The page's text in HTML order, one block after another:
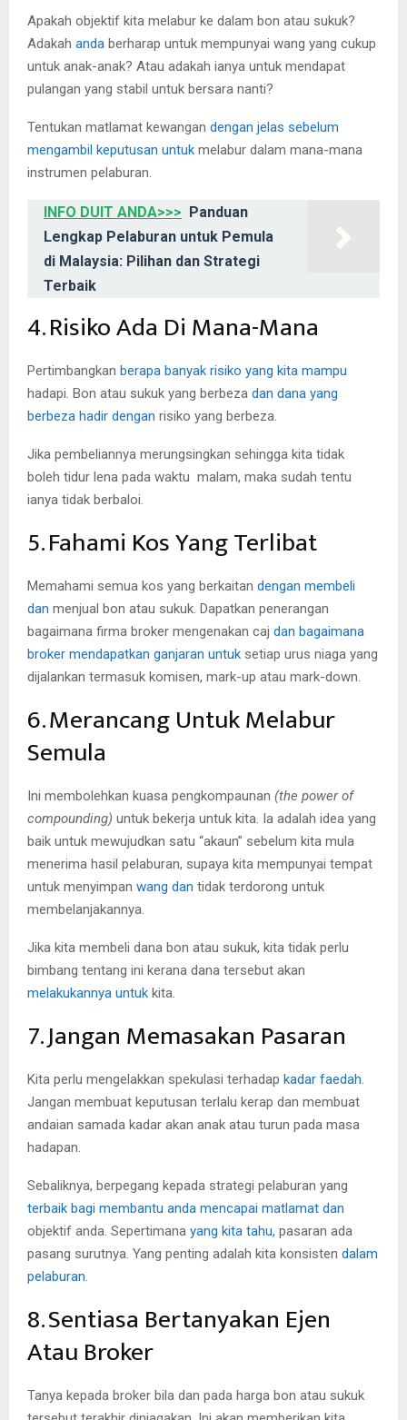
Apakah objektif kita melabur ke dalam bon atau sukuk?
Adakah anda berharap untuk mempunyai wang yang cukup
untuk anak-anak? Atau adakah ianya untuk mendapat
pulangan yang stabil untuk bersara nanti?
Tentukan matlamat kewangan dengan jelas sebelum
mengambil keputusan untuk melabur dalam mana-mana
instrumen pelaburan.
INFO DUIT ANDA>>> Panduan
Lengkap Pelaburan untuk Pemula
di Malaysia: Pilihan dan Strategi
Terbaik
4. Risiko Ada Di Mana-Mana
Pertimbangkan berapa banyak risiko yang kita mampu
hadapi. Bon atau sukuk yang berbeza dan dana yang
berbeza hadir dengan risiko yang berbeza.
Jika pembeliannya merungsingkan sehingga kita tidak
boleh tidur lena pada waktu malam, maka sudah tentu
ianya tidak berbaloi.
5. Fahami Kos Yang Terlibat
Memahami semua kos yang berkaitan dengan membeli
dan menjual bon atau sukuk. Dapatkan penerangan
bagaimana firma broker mengenakan caj dan bagaimana
broker mendapatkan ganjaran untuk setiap urus niaga yang
dijalankan termasuk komisen, mark-up atau mark-down.
6. Merancang Untuk Melabur
Semula
Ini membolehkan kuasa pengkompaunan (the power of
compounding) untuk bekerja untuk kita. Ia adalah idea yang
baik untuk mewujudkan satu “akaun” sebelum kita mula
menerima hasil pelaburan, supaya kita mempunyai tempat
untuk menyimpan wang dan tidak terdorong untuk
membelanjakannya.
Jika kita membeli dana bon atau sukuk, kita tidak perlu
bimbang tentang ini kerana dana tersebut akan
melakukannya untuk kita.
7. Jangan Memasakan Pasaran
Kita perlu mengelakkan spekulasi terhadap kadar faedah
Jangan membuat keputusan terlalu kerap dan membuat
andaian samada kadar akan anak atau turun pada masa
hadapan.
Sebaliknya, berpegang kepada strategi pelaburan yang
terbaik bagi membantu anda mencapai matlamat dan
objektif anda. Sepertimana yang kita tahu, pasaran ada
pasang surutnya. Yang penting adalah kita konsisten dalam
pelaburan
8. Sentiasa Bertanyakan Ejen
Atau Broker
Tanya kepada broker bila dan pada harga bon atau sukuk